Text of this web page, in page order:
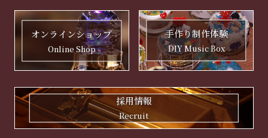
オンラインショップ
Online Shop
手作り制作体験
DIY Music Box
採用情報
Recruit